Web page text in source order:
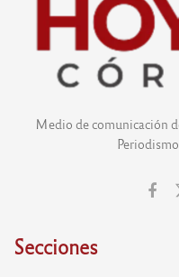
Medio de comunicación
Secciones